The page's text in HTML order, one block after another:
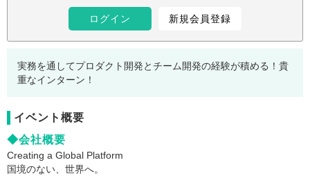
ログイン 新規会員登録
実務を通してプロダクト開発とチーム開発の経験が積める！貴
重なインターン！
イベント概要
◆会社概要
Creating a Global Platform
国境のない、世界へ。